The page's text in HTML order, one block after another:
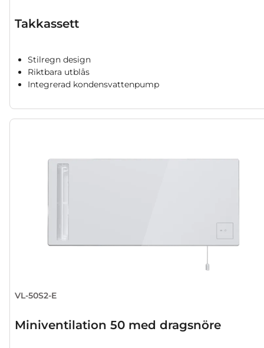
Takkassett
Stilregn design
Riktbara utblås
Integrerad kondensvattenpump
VL-50S2-E
Miniventilation 50 med dragsnöre